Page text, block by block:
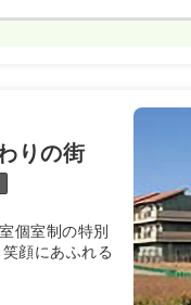
りの街
個室制の特別
顔にあふれる